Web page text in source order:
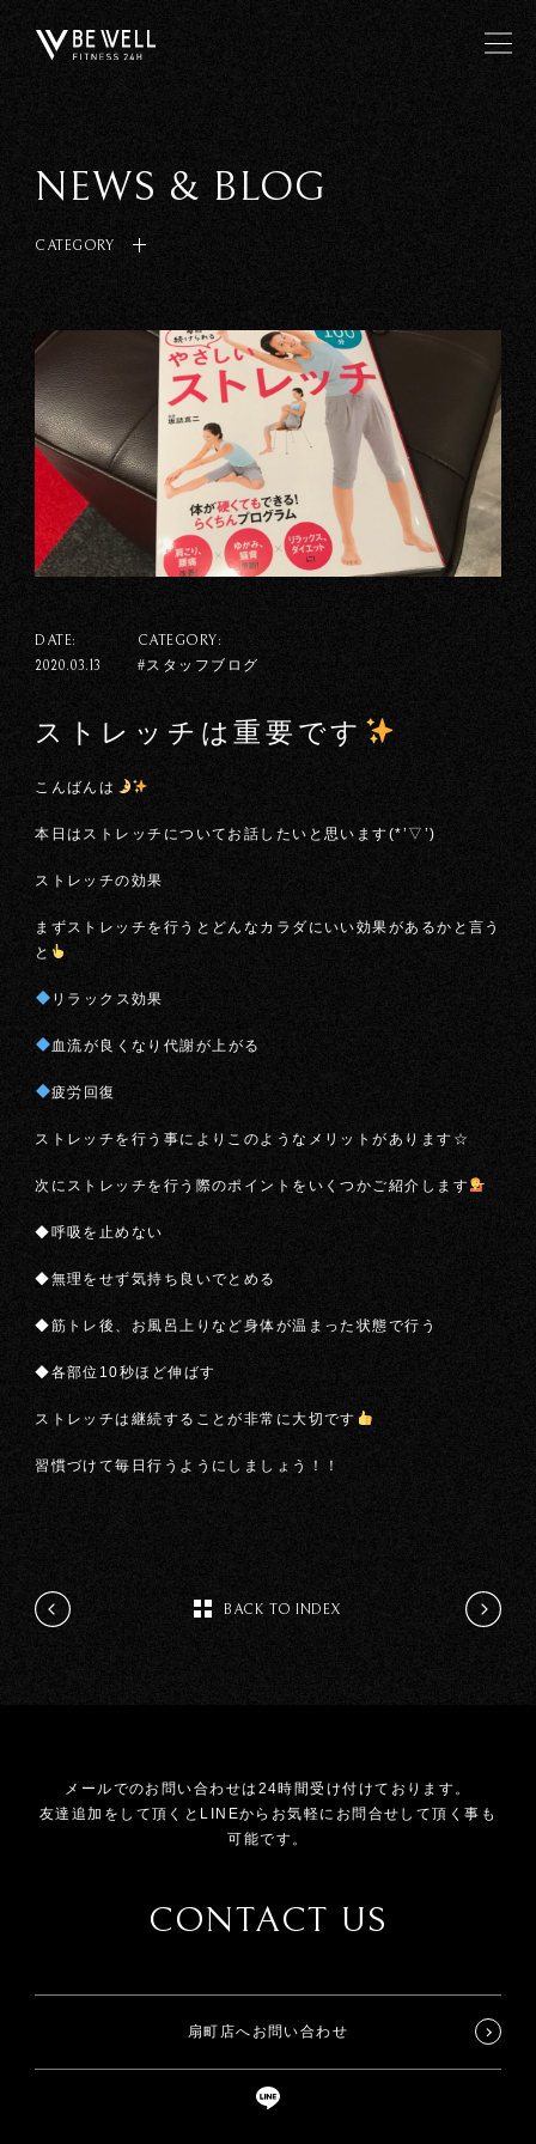
NEWS & BLOG
CATEGORY
DATE:
2020.03.13
CATEGORY:
#スタッフブログ
ストレッチは重要です
こんばんは
本日はストレッチについてお話したいと思います(*’▽’)
ストレッチの効果
まずストレッチを行うとどんなカラダにいい効果があるかと言う
と
リラックス効果
血流が良くなり代謝が上がる
疲労回復
ストレッチを行う事によりこのようなメリットがあります☆
次にストレッチを行う際のポイントをいくつかご紹介します
◆呼吸を止めない
◆無理をせず気持ち良いでとめる
◆筋トレ後、お風呂上りなど身体が温まった状態で行う
◆各部位10秒ほど伸ばす
ストレッチは継続することが非常に大切です
習慣づけて毎日行うようにしましょう！！
BACK TO INDEX
メールでのお問い合わせは24時間受け付けております。
友達追加をして頂くとLINEからお気軽にお問合せして頂く事も
可能です。
CONTACT US
扇町店へお問い合わせ